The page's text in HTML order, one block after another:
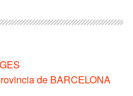
de BARCELONA